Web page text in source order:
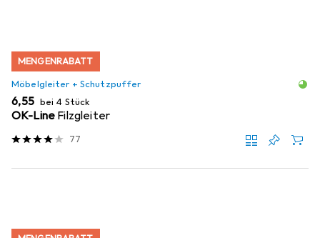
MENGENRABATT
Möbelgleiter + Schutzpuffer
EUR
6,55 bei 4 Stück
OK-Line Filzgleiter
77